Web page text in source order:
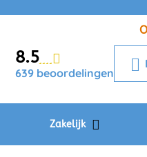
8.5
639 beoordelingen
Zakelijk
Krijg een
Chatbot
Chat 24/7 met
Contact